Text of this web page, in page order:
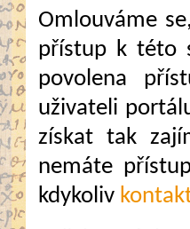
Omlouváme
přístup k této
povolena
uživateli
získat tak
nemáte
kdykoliv